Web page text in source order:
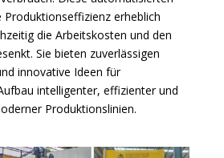
Produktionseffizienz erheblich
die Arbeitskosten und den
Sie bieten zuverlässigen
innovative Ideen für
intelligenter, effizienter und
Produktionslinien.